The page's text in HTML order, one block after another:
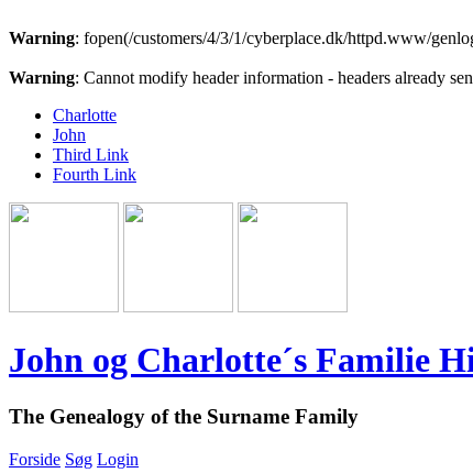
Warning: fopen(/customers/4/3/1/cyberplace.dk/httpd.www/
Warning: Cannot modify header information - headers already
Charlotte
John
Third Link
Fourth Link
John og Charlotte´s Familie
The Genealogy of the Surname Family
Forside Søg Login